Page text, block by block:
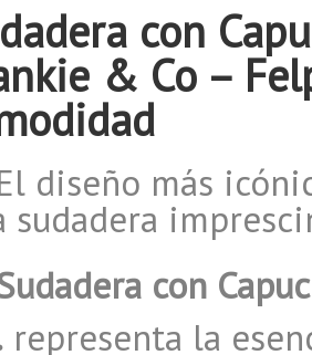
con
& Co –
diseño más
sudadera
con
representa la